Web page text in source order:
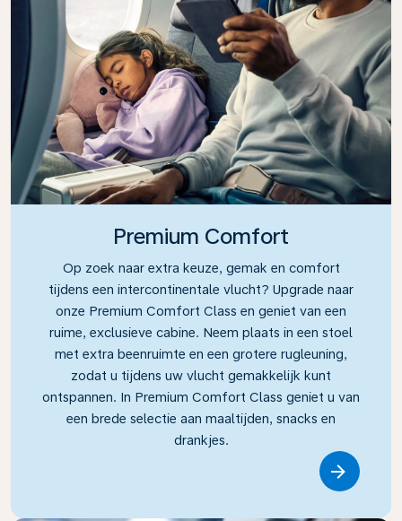
Premium Comfort
Op zoek naar extra keuze, gemak en comfort
tijdens een intercontinentale vlucht? Upgrade naar
onze Premium Comfort Class en geniet van een
ruime, exclusieve cabine. Neem plaats in een stoel
met extra beenruimte en een grotere rugleuning,
zodat u tijdens uw vlucht gemakkelijk kunt
ontspannen. In Premium Comfort Class geniet u van
een brede selectie aan maaltijden, snacks en
drankjes.